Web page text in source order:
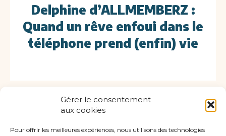
Gérer le consentement
aux cookies
Pour offrir les meilleures expériences, nous utilisons des technologies
Delphine d’ALLMEMBERZ :
Quand un rêve enfoui dans le
téléphone prend (enfin) vie